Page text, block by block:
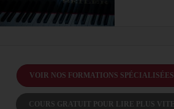
VOIR NOS FORMATIONS SPÉCIALISÉES
COURS GRATUIT POUR LIRE PLUS VITE